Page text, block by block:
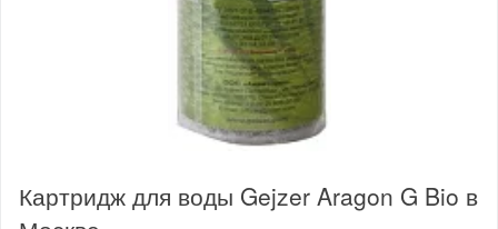
Картридж для воды Gejzer Aragon G Bio в